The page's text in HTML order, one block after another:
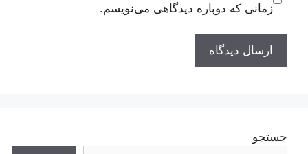
زمانی که دوباره دیدگاهی می‌نویسم.
جستجو